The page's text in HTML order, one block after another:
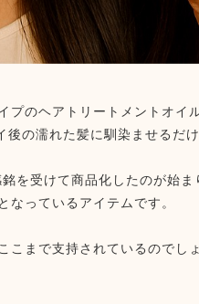
プのヘアトリートメントオイ
の濡れた髪に馴染ませるだ
を受けて商品化したのが始
っているアイテムです。
こまで支持されているのでし